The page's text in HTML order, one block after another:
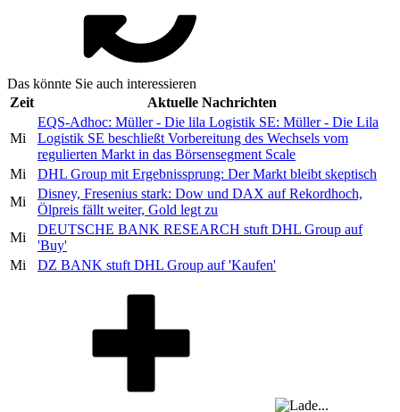
Das könnte Sie auch interessieren
Zeit
Aktuelle Nachrichten
Mi
EQS-Adhoc: Müller - Die lila Logistik SE: Müller - Die Lila
Logistik SE beschließt Vorbereitung des Wechsels vom
regulierten Markt in das Börsensegment Scale
Mi
DHL Group mit Ergebnissprung: Der Markt bleibt skeptisch
Mi
Disney, Fresenius stark: Dow und DAX auf Rekordhoch,
Ölpreis fällt weiter, Gold legt zu
Mi
DEUTSCHE BANK RESEARCH stuft DHL Group auf
'Buy'
Mi
DZ BANK stuft DHL Group auf 'Kaufen'